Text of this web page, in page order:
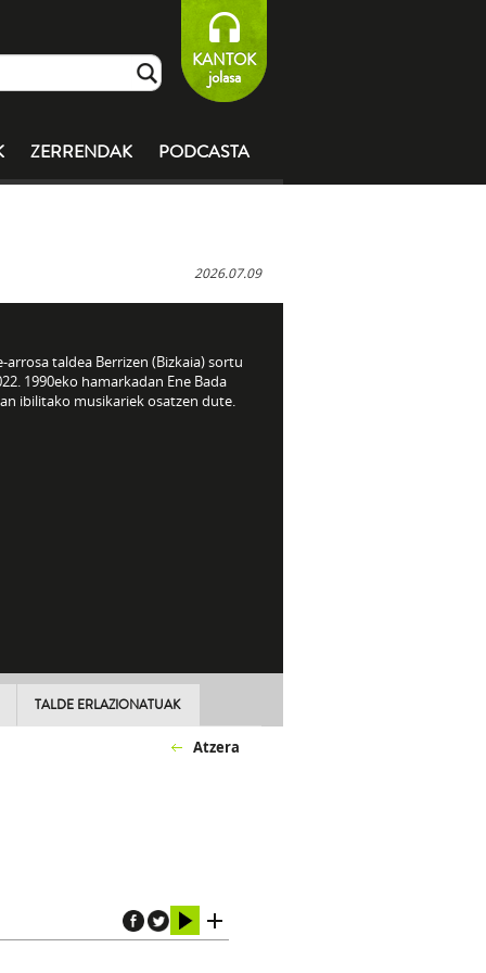
KANTOK
jolasa
ZERRENDAK PODCASTA
2026.07.09
arrosa taldea Berrizen (Bizkaia) sortu
1990eko hamarkadan Ene Bada
ibilitako musikariek osatzen dute.
TALDE ERLAZIONATUAK
Atzera